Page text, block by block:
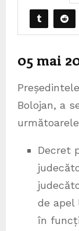
05 mai
Bolojan, a
Decret
de apel
în